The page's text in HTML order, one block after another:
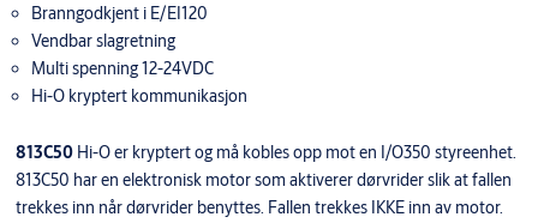
Branngodkjent i E/EI120
Vendbar slagretning
Multi spenning 12-24VDC
Hi-O kryptert kommunikasjon
813C50Hi-O er kryptert og må kobles opp mot en I/O350 styreenhet.
813C50 har en elektronisk motor som aktiverer dørvrider slik at fallen
trekkes inn når dørvrider benyttes. Fallen trekkes IKKE inn av motor.